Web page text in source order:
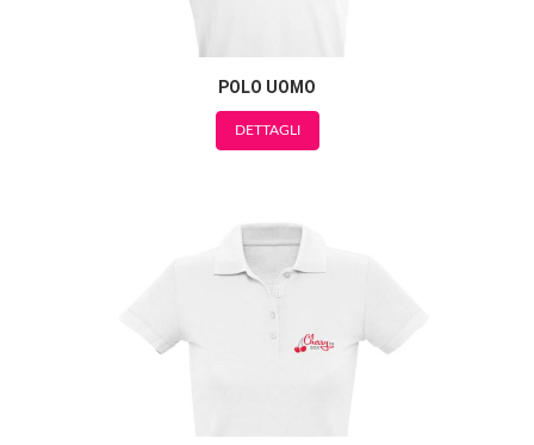
POLO UOMO
DETTAGLI